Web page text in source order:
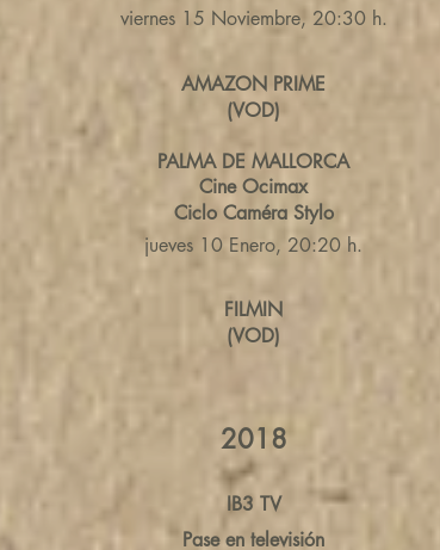
viernes 15 Noviembre, 20:30 h.
AMAZON PRIME
(VOD)
PALMA DE MALLORCA
Cine Ocimax
Ciclo Caméra Stylo
jueves 10 Enero, 20:20 h.
FILMIN
(VOD)
2018
IB3 TV
Pase en televisión